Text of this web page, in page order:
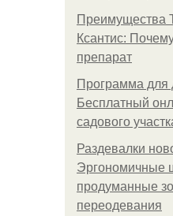
Преимущества
Ксантис:
препарат
Программа для
Бесплатный
садового
Раздевалки
Эргономичные
продуманные
переодевания